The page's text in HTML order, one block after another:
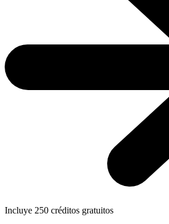
Incluye 250 créditos gratuitos